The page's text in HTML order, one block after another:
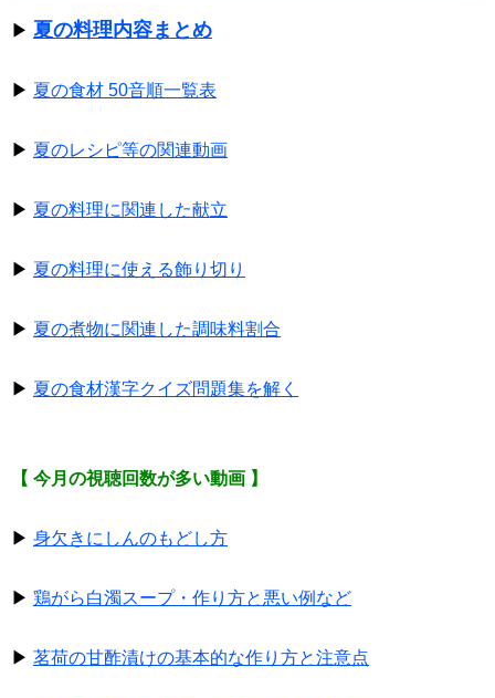
▶ 夏の料理内容まとめ
▶ 夏の食材 50音順一覧表
▶ 夏のレシピ等の関連動画
▶ 夏の料理に関連した献立
▶ 夏の料理に使える飾り切り
▶ 夏の煮物に関連した調味料割合
▶ 夏の食材漢字クイズ問題集を解く
【 今月の視聴回数が多い動画 】
▶ 身欠きにしんのもどし方
▶ 鶏がら白濁スープ・作り方と悪い例など
▶ 茗荷の甘酢漬けの基本的な作り方と注意点